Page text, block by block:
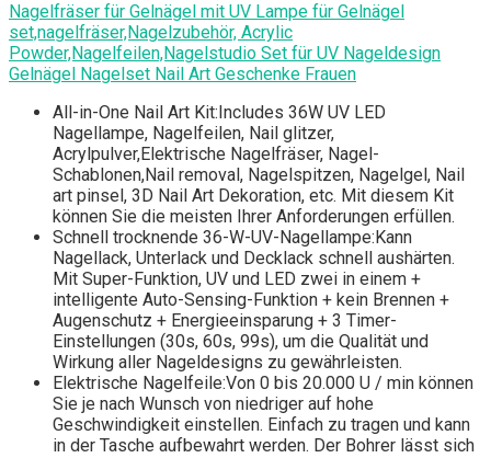
Nagelfräser für Gelnägel mit UV Lampe für Gelnägel
set,nagelfräser,Nagelzubehör, Acrylic
Powder,Nagelfeilen,Nagelstudio Set für UV Nageldesign
Gelnägel Nagelset Nail Art Geschenke Frauen
All-in-One Nail Art Kit:Includes 36W UV LED
Nagellampe, Nagelfeilen, Nail glitzer,
Acrylpulver,Elektrische Nagelfräser, Nagel-
Schablonen,Nail removal, Nagelspitzen, Nagelgel, Nail
art pinsel, 3D Nail Art Dekoration, etc. Mit diesem Kit
können Sie die meisten Ihrer Anforderungen erfüllen.
Schnell trocknende 36-W-UV-Nagellampe:Kann
Nagellack, Unterlack und Decklack schnell aushärten.
Mit Super-Funktion, UV und LED zwei in einem +
intelligente Auto-Sensing-Funktion + kein Brennen +
Augenschutz + Energieeinsparung + 3 Timer-
Einstellungen (30s, 60s, 99s), um die Qualität und
Wirkung aller Nageldesigns zu gewährleisten.
Elektrische Nagelfeile:Von 0 bis 20.000 U / min können
Sie je nach Wunsch von niedriger auf hohe
Geschwindigkeit einstellen. Einfach zu tragen und kann
in der Tasche aufbewahrt werden. Der Bohrer lässt sich